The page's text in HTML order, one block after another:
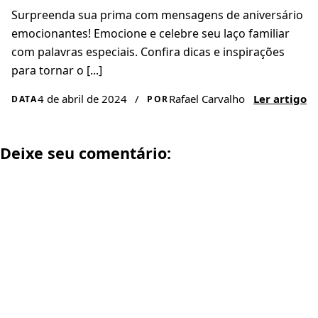
Surpreenda sua prima com mensagens de aniversário
emocionantes! Emocione e celebre seu laço familiar
com palavras especiais. Confira dicas e inspirações
para tornar o [...]
DATA4 de abril de 2024 / PORRafael Carvalho Ler artigo
Deixe seu comentário: